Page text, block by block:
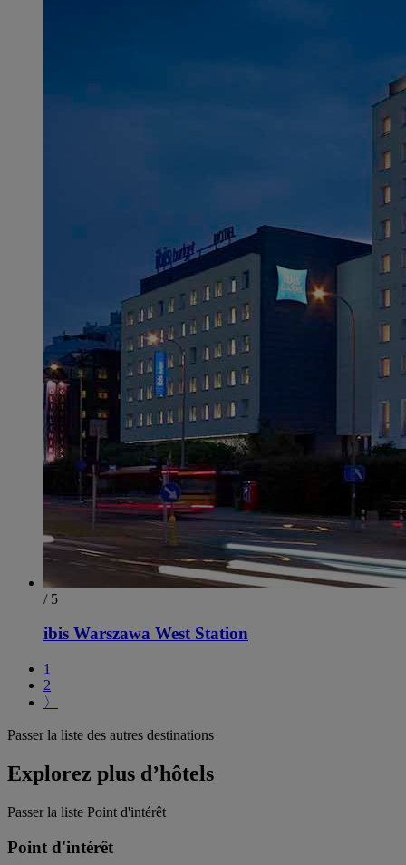
/ 5
ibis Warszawa West Station
1
2
〉
Passer la liste des autres destinations
Explorez plus d’hôtels
Passer la liste Point d'intérêt
Point d'intérêt